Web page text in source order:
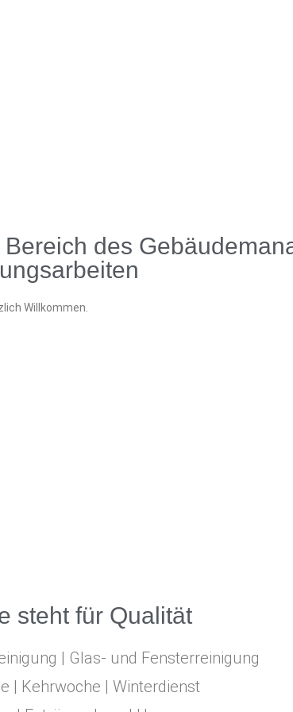
des
Willkommen.
steht für Qualität
| Glas- und Fensterreinigung
| Kehrwoche | Winterdienst